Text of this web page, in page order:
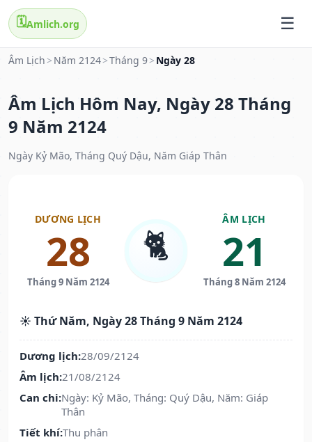
🗓️Amlich.org
Âm Lịch > Năm 2124>Tháng 9> Ngày 28
Âm Lịch Hôm Nay, Ngày 28 Tháng
9 Năm 2124
Ngày Kỷ Mão, Tháng Quý Dậu, Năm Giáp Thân
DƯƠNG LỊCH
28
Tháng 9 Năm 2124
🐈
ÂM LỊCH
21
Tháng 8 Năm 2124
☀️ Thứ Năm, Ngày 28 Tháng 9 Năm 2124
Dương lịch:28/09/2124
Âm lịch:21/08/2124
Can chi:Ngày: Kỷ Mão, Tháng: Quý Dậu, Năm: Giáp
Thân
Tiết khí:Thu phân